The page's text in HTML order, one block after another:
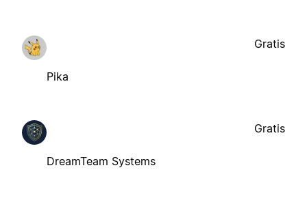
Pika
Gratis
DreamTeam Systems
Gratis